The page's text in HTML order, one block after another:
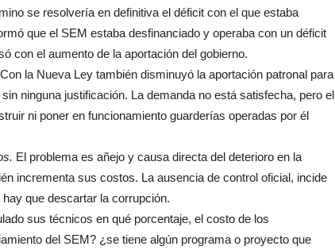
se resolvería en definitiva el déficit con el que estaba
que el SEM estaba desfinanciado y operaba con un déficit
con el aumento de la aportación del gobierno.
la Nueva Ley también disminuyó la aportación patronal para
ninguna justificación. La demanda no está satisfecha, pero el
ni poner en funcionamiento guarderías operadas por él
El problema es añejo y causa directa del deterioro en la
incrementa sus costos. La ausencia de control oficial, incide
que descartar la corrupción.
sus técnicos en qué porcentaje, el costo de los
del SEM? ¿se tiene algún programa o proyecto que